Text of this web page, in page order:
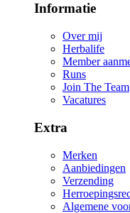
Informatie
Over mij
Herbalife
Member
Runs
Join The Team
Vacatures
Extra
Merken
Aanbiedingen
Verzending
Algemene